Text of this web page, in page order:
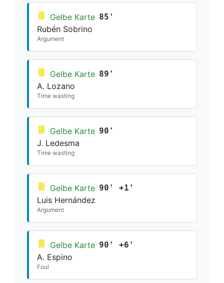
Gelbe Karte 85'
Rubén Sobrino
Argument
Gelbe Karte 89'
A. Lozano
Time wasting
Gelbe Karte 90'
J. Ledesma
Time wasting
Gelbe Karte 90' +1'
Luis Hernández
Argument
Gelbe Karte 90' +6'
A. Espino
Foul